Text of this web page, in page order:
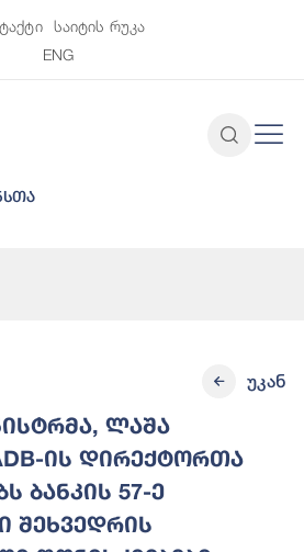
საიტის რუკა
ENG
ლაშა
ის დირექტორთა
ბანკის 57-ე
შეხვედრის
უკან